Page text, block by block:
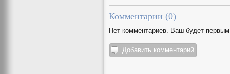
Комментарии (0)
Нет комментариев. Ваш будет
Добавить комментарий